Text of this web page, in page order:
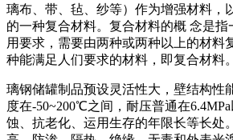
璃布、带、毡、纱等）作为增强材料，
的一种复合材料。复合材料的概 念是指
用要求，需要由两种或两种以上的材料
种能满足人们要求的材料，即复合材料。
璃钢储罐制品预设灵活性大，壁结构性
度在-50~200℃之间，耐压普通在
蚀、抗老化、运用生存的年限长等长处